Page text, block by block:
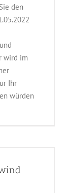
den
wird im
Ihr
würden